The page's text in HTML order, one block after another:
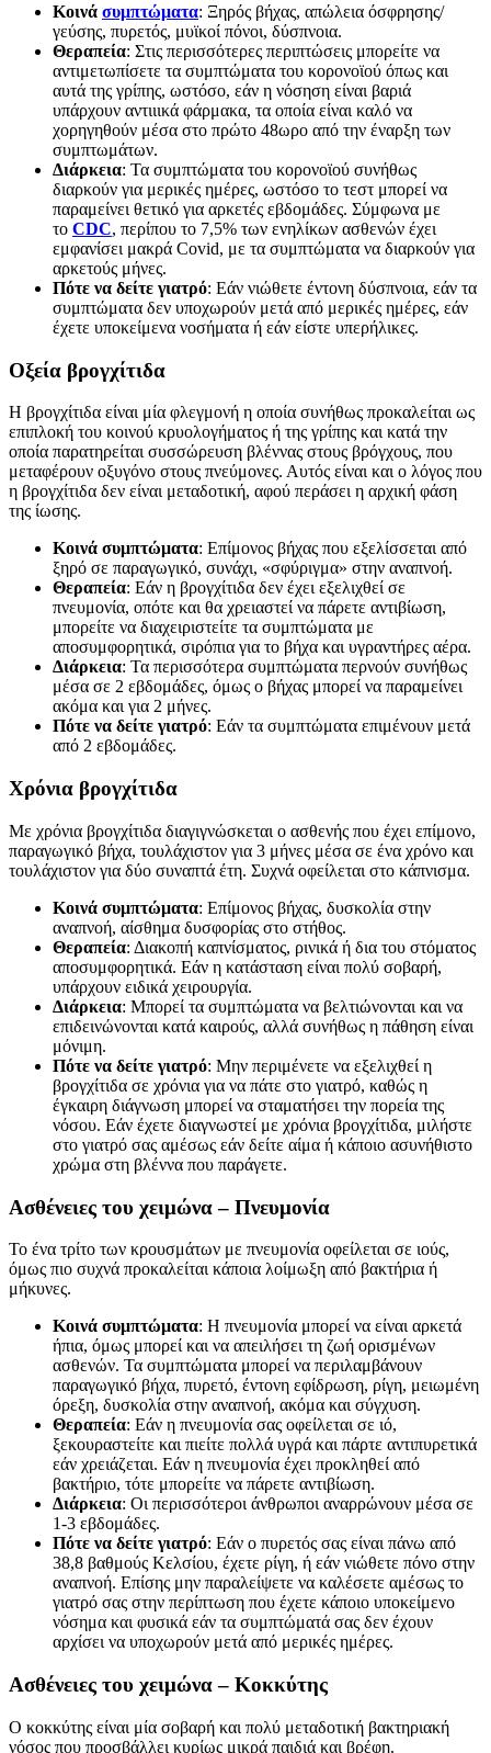
Κοινά συμπτώματα: Ξηρός βήχας, απώλεια όσφρησης/
γεύσης, πυρετός, μυϊκοί πόνοι, δύσπνοια.
Θεραπεία: Στις περισσότερες περιπτώσεις μπορείτε να
αντιμετωπίσετε τα συμπτώματα του κορονοϊού όπως και
αυτά της γρίπης, ωστόσο, εάν η νόσηση είναι βαριά
υπάρχουν αντιιικά φάρμακα, τα οποία είναι καλό να
χορηγηθούν μέσα στο πρώτο 48ωρο από την έναρξη των
συμπτωμάτων.
Διάρκεια: Τα συμπτώματα του κορονοϊού συνήθως
διαρκούν για μερικές ημέρες, ωστόσο το τεστ μπορεί να
παραμείνει θετικό για αρκετές εβδομάδες. Σύμφωνα με
το CDC, περίπου το 7,5% των ενηλίκων ασθενών έχει
εμφανίσει μακρά Covid, με τα συμπτώματα να διαρκούν για
αρκετούς μήνες.
Πότε να δείτε γιατρό: Εάν νιώθετε έντονη δύσπνοια, εάν τα
συμπτώματα δεν υποχωρούν μετά από μερικές ημέρες, εάν
έχετε υποκείμενα νοσήματα ή εάν είστε υπερήλικες.
Οξεία βρογχίτιδα
Η βρογχίτιδα είναι μία φλεγμονή η οποία συνήθως προκαλείται ως
επιπλοκή του κοινού κρυολογήματος ή της γρίπης και κατά την
οποία παρατηρείται συσσώρευση βλέννας στους βρόγχους, που
μεταφέρουν οξυγόνο στους πνεύμονες. Αυτός είναι και ο λόγος που
η βρογχίτιδα δεν είναι μεταδοτική, αφού περάσει η αρχική φάση
της ίωσης.
Κοινά συμπτώματα: Επίμονος βήχας που εξελίσσεται από
ξηρό σε παραγωγικό, συνάχι, «σφύριγμα» στην αναπνοή.
Θεραπεία: Εάν η βρογχίτιδα δεν έχει εξελιχθεί σε
πνευμονία, οπότε και θα χρειαστεί να πάρετε αντιβίωση,
μπορείτε να διαχειριστείτε τα συμπτώματα με
αποσυμφορητικά, σιρόπια για το βήχα και υγραντήρες αέρα.
Διάρκεια: Τα περισσότερα συμπτώματα περνούν συνήθως
μέσα σε 2 εβδομάδες, όμως ο βήχας μπορεί να παραμείνει
ακόμα και για 2 μήνες.
Πότε να δείτε γιατρό: Εάν τα συμπτώματα επιμένουν μετά
από 2 εβδομάδες.
Χρόνια βρογχίτιδα
Με χρόνια βρογχίτιδα διαγιγνώσκεται ο ασθενής που έχει επίμονο,
παραγωγικό βήχα, τουλάχιστον για 3 μήνες μέσα σε ένα χρόνο και
τουλάχιστον για δύο συναπτά έτη. Συχνά οφείλεται στο κάπνισμα.
Κοινά συμπτώματα: Επίμονος βήχας, δυσκολία στην
αναπνοή, αίσθημα δυσφορίας στο στήθος.
Θεραπεία: Διακοπή καπνίσματος, ρινικά ή δια του στόματος
αποσυμφορητικά. Εάν η κατάσταση είναι πολύ σοβαρή,
υπάρχουν ειδικά χειρουργία.
Διάρκεια: Μπορεί τα συμπτώματα να βελτιώνονται και να
επιδεινώνονται κατά καιρούς, αλλά συνήθως η πάθηση είναι
μόνιμη.
Πότε να δείτε γιατρό: Μην περιμένετε να εξελιχθεί η
βρογχίτιδα σε χρόνια για να πάτε στο γιατρό, καθώς η
έγκαιρη διάγνωση μπορεί να σταματήσει την πορεία της
νόσου. Εάν έχετε διαγνωστεί με χρόνια βρογχίτιδα, μιλήστε
στο γιατρό σας αμέσως εάν δείτε αίμα ή κάποιο ασυνήθιστο
χρώμα στη βλέννα που παράγετε.
Ασθένειες του χειμώνα – Πνευμονία
Το ένα τρίτο των κρουσμάτων με πνευμονία οφείλεται σε ιούς,
όμως πιο συχνά προκαλείται κάποια λοίμωξη από βακτήρια ή
μήκυνες.
Κοινά συμπτώματα: Η πνευμονία μπορεί να είναι αρκετά
ήπια, όμως μπορεί και να απειλήσει τη ζωή ορισμένων
ασθενών. Τα συμπτώματα μπορεί να περιλαμβάνουν
παραγωγικό βήχα, πυρετό, έντονη εφίδρωση, ρίγη, μειωμένη
όρεξη, δυσκολία στην αναπνοή, ακόμα και σύγχυση.
Θεραπεία: Εάν η πνευμονία σας οφείλεται σε ιό,
ξεκουραστείτε και πιείτε πολλά υγρά και πάρτε αντιπυρετικά
εάν χρειάζεται. Εάν η πνευμονία έχει προκληθεί από
βακτήριο, τότε μπορείτε να πάρετε αντιβίωση.
Διάρκεια: Οι περισσότεροι άνθρωποι αναρρώνουν μέσα σε
1-3 εβδομάδες.
Πότε να δείτε γιατρό: Εάν ο πυρετός σας είναι πάνω από
38,8 βαθμούς Κελσίου, έχετε ρίγη, ή εάν νιώθετε πόνο στην
αναπνοή. Επίσης μην παραλείψετε να καλέσετε αμέσως το
γιατρό σας στην περίπτωση που έχετε κάποιο υποκείμενο
νόσημα και φυσικά εάν τα συμπτώματά σας δεν έχουν
αρχίσει να υποχωρούν μετά από μερικές ημέρες.
Ασθένειες του χειμώνα – Κοκκύτης
Ο κοκκύτης είναι μία σοβαρή και πολύ μεταδοτική βακτηριακή
νόσος που προσβάλλει κυρίως μικρά παιδιά και βρέφη.